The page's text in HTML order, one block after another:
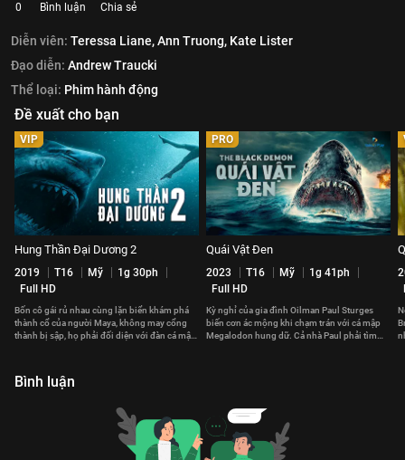
0 Bình luận Chia sẻ
Diễn viên: Teressa Liane,Ann Truong, Kate Lister
Đạo diễn: Andrew Traucki
Thể loại: Phim hành động
Đề xuất cho bạn
VIP
Hung Thần Đại Dương 2
2019 T16 Mỹ
1g 30ph
Full HD
Bốn cô gái rủ nhau cùng lặn biển khám phá
thành cổ của người Maya, không may cổng
thành bị sập, họ phải đối diện với đàn cá mập
PRO
Quái Vật Đen
2023 T16 Mỹ
1g 41ph
Full HD
Kỳ nghỉ của gia đình Oilman Paul Sturges
biến cơn ác mộng khi chạm trán với cá mập
Megalodon hung dữ. Cả nhà Paul phải tìm
Bình luận